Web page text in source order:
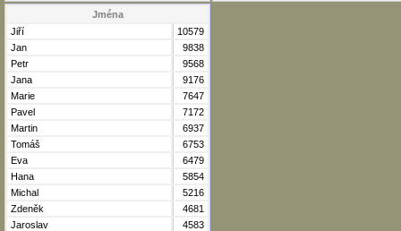
Jména
Jiří
10579
Jan
9838
Petr
9568
Jana
9176
Marie
7647
Pavel
7172
Martin
6937
Tomáš
6753
Eva
6479
Hana
5854
Michal
5216
Zdeněk
4681
Jaroslav
4583